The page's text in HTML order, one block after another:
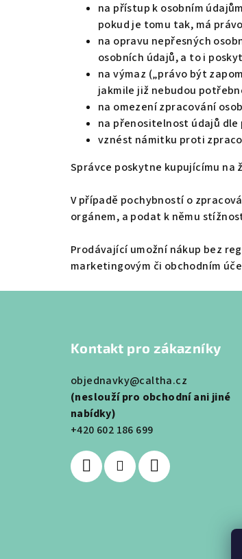
na přístup k osobním
pokud je tomu tak, má
na opravu nepřesných
osobních údajů, a to i
na výmaz („právo být
jakmile již nebudou
na omezení zpracování
na přenositelnost údajů dle
vznést námitku proti
Správce poskytne kupujícímu na
V případě pochybností o
orgánem, a podat k němu
Prodávající umožní nákup bez
marketingovým či obchodním
Kontakt pro zákazníky
objednavky@caltha.cz
(neslouží pro obchodní ani jiné
nabídky)
+420 602 186 699